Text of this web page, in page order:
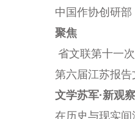
中国作协创研部
聚焦
省文联第十一
第六届江苏报
文学苏军·新观察
在历史与现实